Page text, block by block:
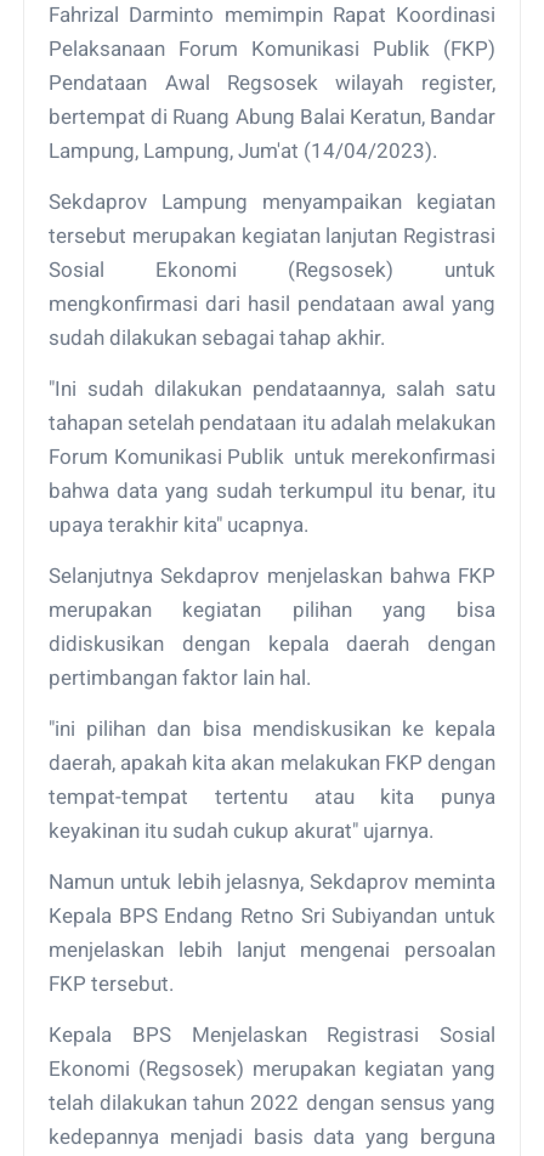
Fahrizal Darminto memimpin Rapat Koordinasi
Pelaksanaan Forum Komunikasi Publik (FKP)
Pendataan Awal Regsosek wilayah register,
bertempat di Ruang Abung Balai Keratun, Bandar
Lampung, Lampung, Jum'at (14/04/2023).
Sekdaprov Lampung menyampaikan kegiatan
tersebut merupakan kegiatan lanjutan Registrasi
Sosial Ekonomi (Regsosek) untuk
mengkonfirmasi dari hasil pendataan awal yang
sudah dilakukan sebagai tahap akhir.
"Ini sudah dilakukan pendataannya, salah satu
tahapan setelah pendataan itu adalah melakukan
Forum Komunikasi Publik untuk merekonfirmasi
bahwa data yang sudah terkumpul itu benar, itu
upaya terakhir kita" ucapnya.
Selanjutnya Sekdaprov menjelaskan bahwa FKP
merupakan kegiatan pilihan yang bisa
didiskusikan dengan kepala daerah dengan
pertimbangan faktor lain hal.
"ini pilihan dan bisa mendiskusikan ke kepala
daerah, apakah kita akan melakukan FKP dengan
tempat-tempat tertentu atau kita punya
keyakinan itu sudah cukup akurat" ujarnya.
Namun untuk lebih jelasnya, Sekdaprov meminta
Kepala BPS Endang Retno Sri Subiyandan untuk
menjelaskan lebih lanjut mengenai persoalan
FKP tersebut.
Kepala BPS Menjelaskan Registrasi Sosial
Ekonomi (Regsosek) merupakan kegiatan yang
telah dilakukan tahun 2022 dengan sensus yang
kedepannya menjadi basis data yang berguna